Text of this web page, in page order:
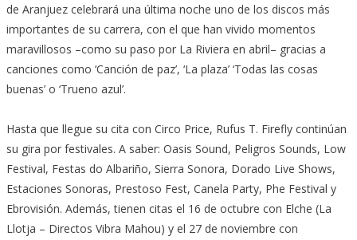
de Aranjuez celebrará una última noche uno de los discos más
importantes de su carrera, con el que han vivido momentos
maravillosos –como su paso por La Riviera en abril– gracias a
canciones como ‘Canción de paz’, ‘La plaza’ ‘Todas las cosas
buenas’ o ‘Trueno azul’.
Hasta que llegue su cita con Circo Price, Rufus T. Firefly continúan
su gira por festivales. A saber: Oasis Sound, Peligros Sounds, Low
Festival, Festas do Albariño, Sierra Sonora, Dorado Live Shows,
Estaciones Sonoras, Prestoso Fest, Canela Party, Phe Festival y
Ebrovisión. Además, tienen citas el 16 de octubre con Elche (La
Llotja – Directos Vibra Mahou) y el 27 de noviembre con